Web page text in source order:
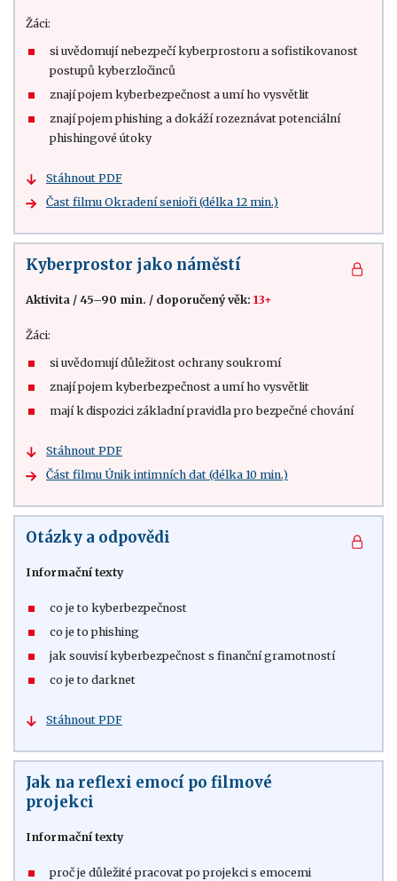
Žáci:
si uvědomují nebezpečí kyberprostoru a sofistikovanost
postupů kyberzločinců
znají pojem kyberbezpečnost a umí ho vysvětlit
znají pojem phishing a dokáží rozeznávat potenciální
phishingové útoky
Stáhnout PDF
Čast filmu Okradení senioři (délka 12 min.)
Kyberprostor jako náměstí
Aktivita / 45–90 min. / doporučený věk: 13+
Žáci:
si uvědomují důležitost ochrany soukromí
znají pojem kyberbezpečnost a umí ho vysvětlit
mají k dispozici základní pravidla pro bezpečné chování
Stáhnout PDF
Část filmu Únik intimních dat (délka 10 min.)
Otázky a odpovědi
Informační texty
co je to kyberbezpečnost
co je to phishing
jak souvisí kyberbezpečnost s finanční gramotností
co je to darknet
Stáhnout PDF
Jak na reflexi emocí po filmové
projekci
Informační texty
proč je důležité pracovat po projekci s emocemi